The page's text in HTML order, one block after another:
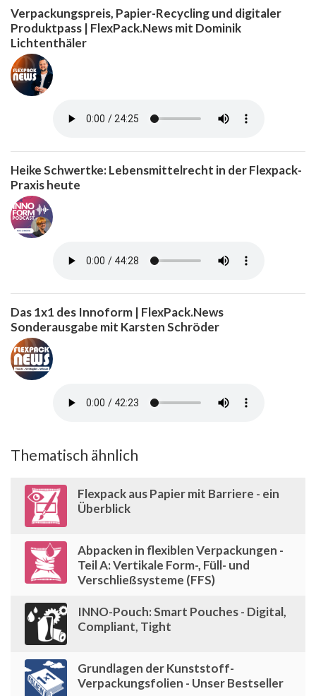
Verpackungspreis, Papier-Recycling und digitaler
Produktpass | FlexPack.News mit Dominik
Lichtenthäler
Heike Schwertke: Lebensmittelrecht in der Flexpack-
Praxis heute
Das 1x1 des Innoform | FlexPack.News
Sonderausgabe mit Karsten Schröder
Thematisch ähnlich
Flexpack aus Papier mit Barriere - ein
Überblick
Abpacken in flexiblen Verpackungen -
Teil A: Vertikale Form-, Füll- und
Verschließsysteme (FFS)
INNO-Pouch: Smart Pouches - Digital,
Compliant, Tight
Grundlagen der Kunststoff-
Verpackungsfolien - Unser Bestseller